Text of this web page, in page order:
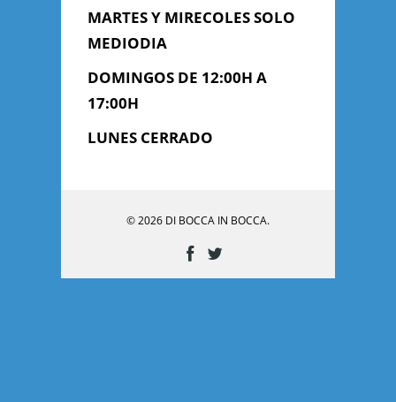
MARTES Y MIRECOLES SOLO
MEDIODIA
DOMINGOS DE 12:00H A
17:00H
LUNES CERRADO
CONTACTO
Anterior/Siguiente página
© 2026 DI BOCCA IN BOCCA.